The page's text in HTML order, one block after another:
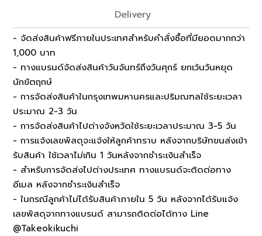
Delivery
- จัดส่งสินค้าฟรีภายในประเทศสำหรับคำสั่งซื้อที่มียอดมากกว่า
1,000 บาท
- ทางแบรนด์จัดส่งสินค้าวันจันทร์ถึงวันศุกร์ ยกเว้นวันหยุด
นักขัตฤกษ์
- การจัดส่งสินค้าในกรุงเทพมหานครและปริมณฑลใช้ระยะเวลา
ประมาณ 2-3 วัน
- การจัดส่งสินค้าไปต่างจังหวัดใช้ระยะเวลาประมาณ 3-5 วัน
- การแจ้งเลขพัสดุจะแจ้งให้ลูกค้าทราบ หลังจากบริษัทขนส่งเข้า
รับสินค้า ใช้เวลาไม่เกิน 1 วันหลังจากชำระเงินสำเร็จ
- สำหรับการจัดส่งไปต่างประเทศ ทางแบรนด์จะติดต่อทาง
อีเมล หลังจากชำระเงินสำเร็จ
- ในกรณีลูกค้าไม่ได้รับสินค้าภายใน 5 วัน หลังจากได้รับแจ้ง
เลขพัสดุจากทางแบรนด์ สามารถติดต่อได้ทาง Line
@Takeokikuchi